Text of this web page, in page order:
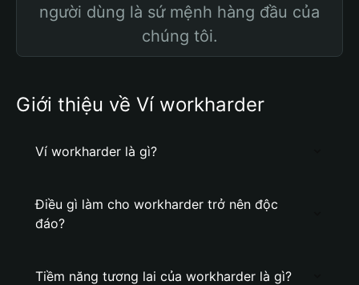
người dùng là sứ mệnh hàng đầu của
chúng tôi.
Giới thiệu về Ví workharder
Ví workharder là gì?
Điều gì làm cho workharder trở nên độc
đáo?
Tiềm năng tương lai của workharder là gì?